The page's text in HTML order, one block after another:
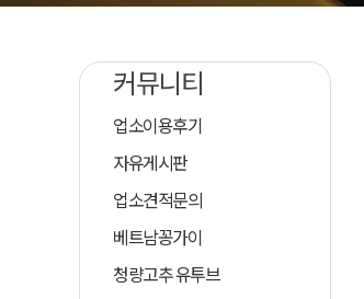
커뮤니티
업소이용후기
자유게시판
업소견적문의
베트남꽁가이
청량고추 유투브